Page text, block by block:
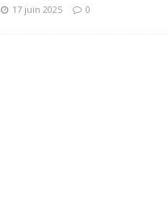
17 juin 2025 0